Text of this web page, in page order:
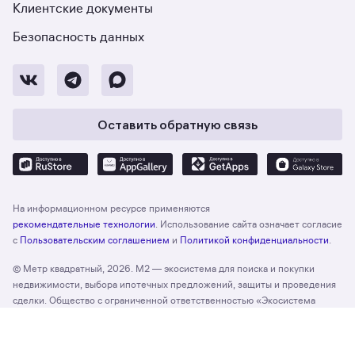
Клиентские документы
Безопасность данных
Оставить обратную связь
На информационном ресурсе применяются
рекомендательные технологии . Использование сайта означает согласие
с Пользовательским соглашением и Политикой конфиденциальности
© Метр квадратный, 2026. М2 — экосистема для поиска и покупки
недвижимости, выбора ипотечных предложений, защиты и проведения
сделки. Общество с ограниченной ответственностью «Экосистема